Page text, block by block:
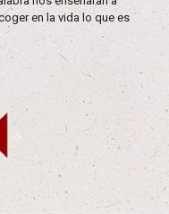
en la vida lo que es